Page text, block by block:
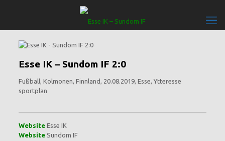
Esse IK – Sundom IF 2:0
Fußball, Kolmonen, Finnland, 20.08.2019, Esse, Ytteresse
sportplan
WebsiteEsse IK
WebsiteSundom IF